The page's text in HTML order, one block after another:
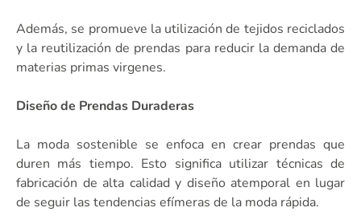
Además, se promueve la utilización de tejidos reciclados
y la reutilización de prendas para reducir la demanda de
materias primas virgenes.
Diseño de Prendas Duraderas
La moda sostenible se enfoca en crear prendas que
duren más tiempo. Esto significa utilizar técnicas de
fabricación de alta calidad y diseño atemporal en lugar
de seguir las tendencias efímeras de la moda rápida.